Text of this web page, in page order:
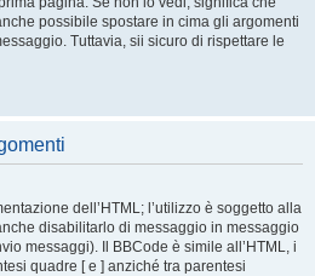
possibile spostare in cima gli argomenti
Tuttavia, sii sicuro di rispettare le
dell’HTML; l’utilizzo è soggetto alla
disabilitarlo di messaggio in messaggio
messaggi). Il BBCode è simile all’HTML, i
quadre [ e ] anziché tra parentesi